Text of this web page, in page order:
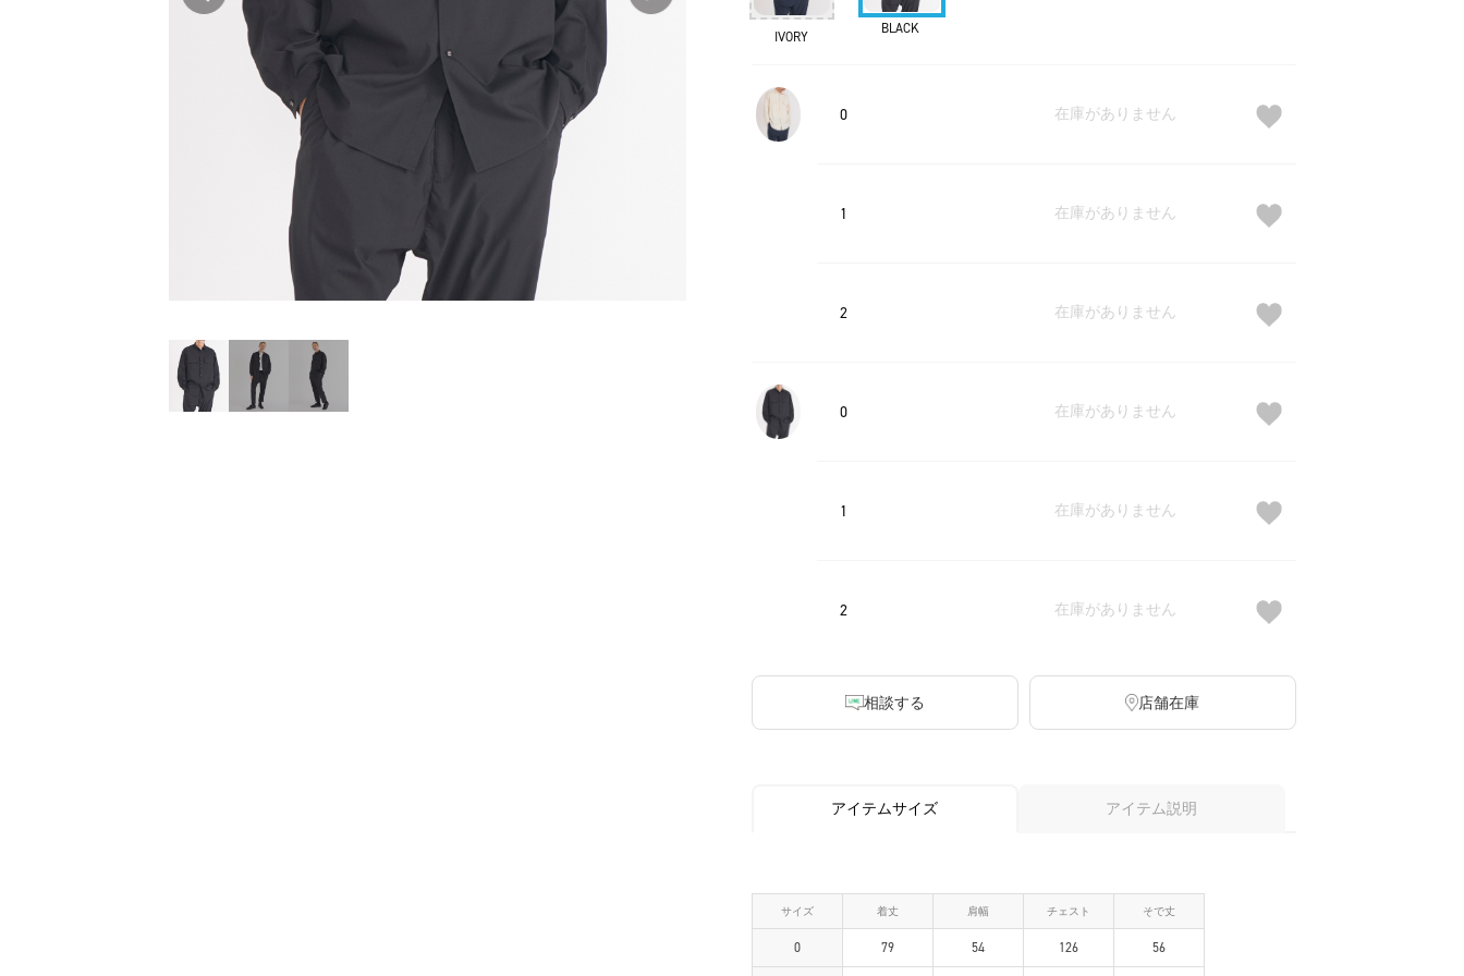
IVORY BLACK
0 在庫がありません
1 在庫がありません
2 在庫がありません
0 在庫がありません
1 在庫がありません
2 在庫がありません
相談する 店舗在庫
アイテムサイズ アイテム説明
サイズ 着丈 肩幅 チェスト そで丈
0 79 54 126 56